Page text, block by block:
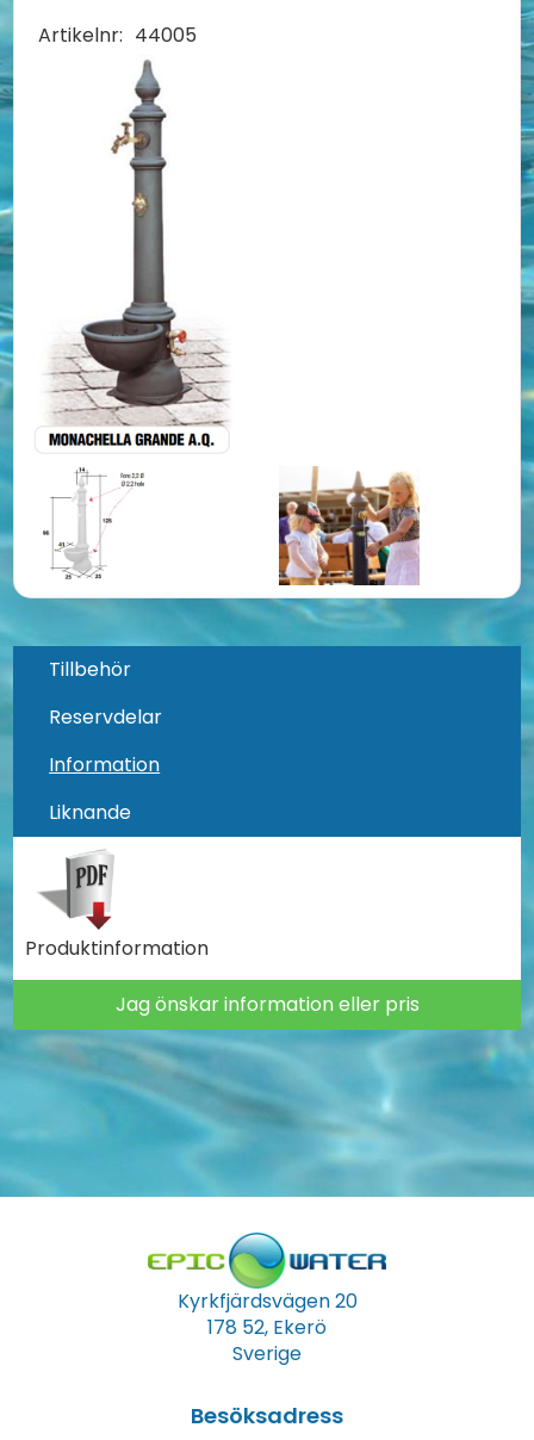
Artikelnr: 44005
Tillbehör
Reservdelar
Information
Liknande
Produktinformation
Jag önskar information eller pris
Kyrkfjärdsvägen 20
178 52, Ekerö
Sverige
Besöksadress